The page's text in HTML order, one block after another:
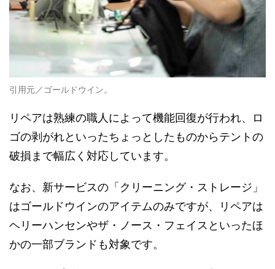
引用元／ゴールドウイン。
リペアは熟練の職人によって機能回復が行われ、ロ
ゴの剥がれといったちょっとしたものからテントの
破損まで幅広く対応しています。
なお、新サービスの「クリーニング・ストレージ」
はゴールドウインのアイテムのみですが、リペアは
ヘリーハンセンやザ・ノース・フェイスといったほ
かの一部ブランドも対象です。